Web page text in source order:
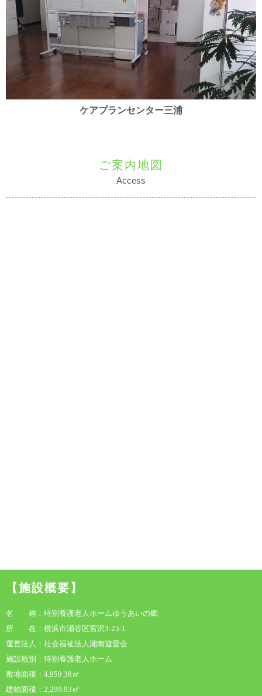
ケアプランセンター三浦
ご案内地図
Access
【施設概要】
名 称：特別養護老人ホームゆうあいの郷
所 在：横浜市瀬谷区宮沢3-25-1
運営法人：社会福祉法人湘南遊愛会
施設種別：特別養護老人ホーム
敷地面積：4,959.38㎡
建物面積：2,299.93㎡